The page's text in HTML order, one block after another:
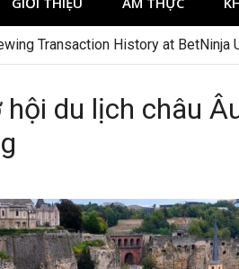
UK and the Changing
hội du lịch châu